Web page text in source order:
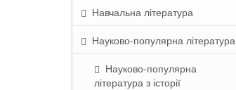
Навчальна література
Науково-популярна література
Науково-популярна
література з історії